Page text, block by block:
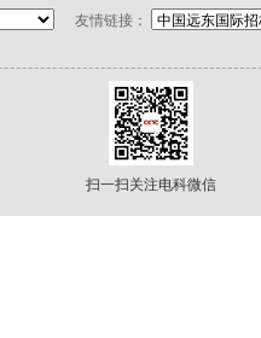
友情链接：
扫一扫关注电科微信